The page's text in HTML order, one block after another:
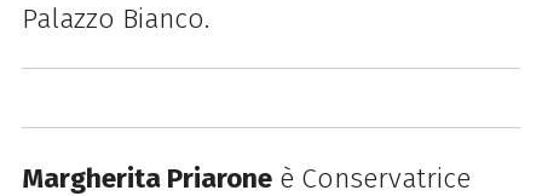
Palazzo Bianco.
Margherita Priaroneè Conservatrice